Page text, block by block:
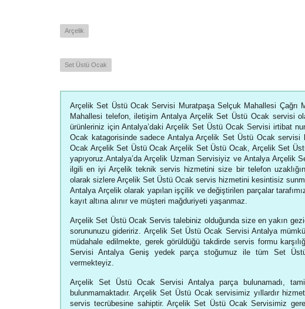
Arçelik
Set Üstü Ocak
Arçelik Set Üstü Ocak Servisi Muratpaşa Selçuk Mahallesi
Mahallesi telefon, iletişim Antalya Arçelik Set Üstü Ocak servisi
ürünleriniz için Antalya’daki Arçelik Set Üstü Ocak Servisi irtibat
Ocak katagorisinde sadece Antalya Arçelik Set Üstü Ocak servisi
Ocak Arçelik Set Üstü Ocak Arçelik Set Üstü Ocak, Arçelik Set
yapıyoruz.Antalya’da Arçelik Uzman Servisiyiz ve Antalya Arçelik
ilgili en iyi Arçelik teknik servis hizmetini size bir telefon
olarak sizlere Arçelik Set Üstü Ocak servis hizmetini kesintisiz
Antalya Arçelik olarak yapılan işçilik ve değiştirilen parçalar
kayıt altına alınır ve müşteri mağduriyeti yaşanmaz.
Arçelik Set Üstü Ocak Servis talebiniz olduğunda size en yakın
sorununuzu gideririz. Arçelik Set Üstü Ocak Servisi Antalya
müdahale edilmekte, gerek görüldüğü takdirde servis formu
Servisi Antalya Geniş yedek parça stoğumuz ile tüm Set
vermekteyiz.
Arçelik Set Üstü Ocak Servisi Antalya parça bulunamadı,
bulunmamaktadır. Arçelik Set Üstü Ocak servisimiz yıllardır
servis tecrübesine sahiptir. Arçelik Set Üstü Ocak Servisimiz